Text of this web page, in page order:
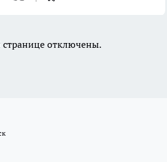
отключены.